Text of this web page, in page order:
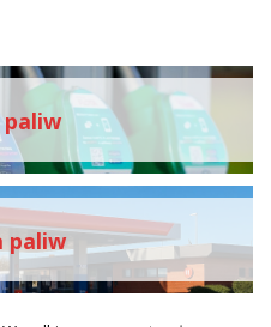
paliw
paliw